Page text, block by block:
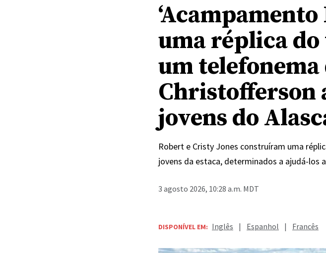
‘Acampamento
uma réplica
um
Christofferson
jovens do
Robert e Cristy Jones construíram uma
jovens da estaca, determinados a ajudá-los
3 agosto 2026, 10:28 a.m. MDT
DISPONÍVEL EM: Inglês | Espanhol | Francês